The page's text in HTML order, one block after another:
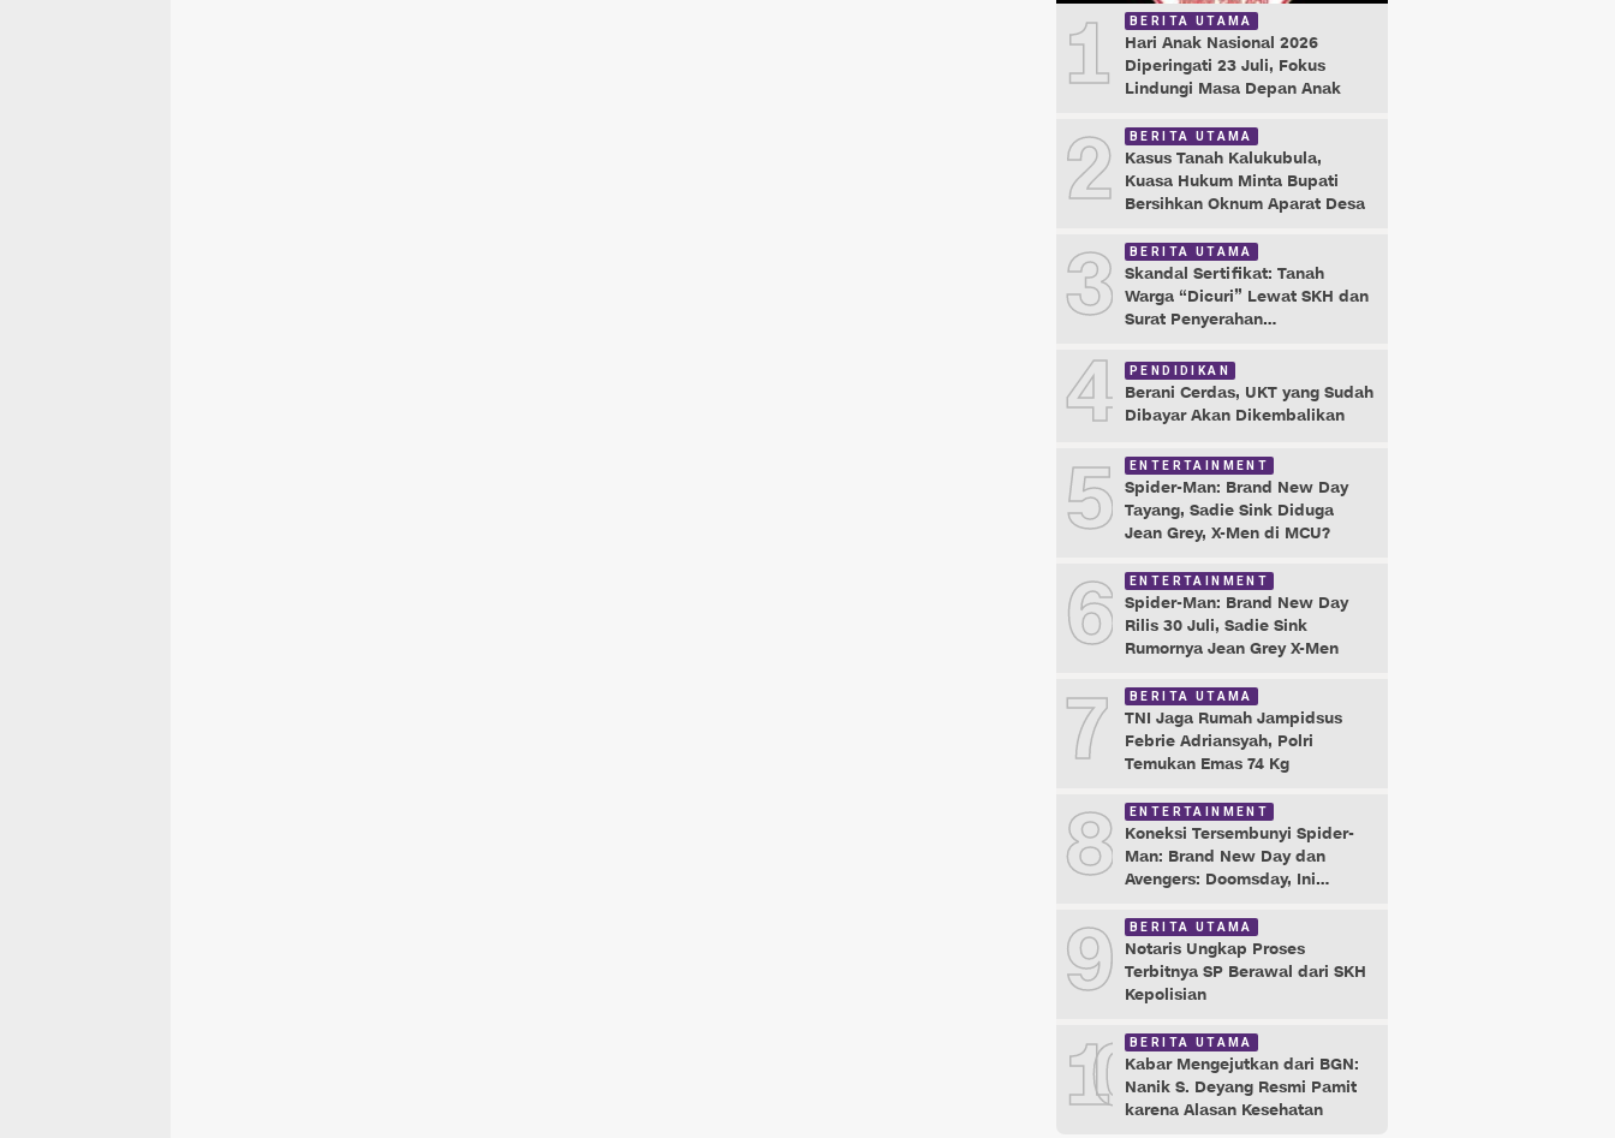
1 BERITA UTAMA
Hari Anak Nasional 2026
Diperingati 23 Juli, Fokus
Lindungi Masa Depan Anak
2 BERITA UTAMA
Kasus Tanah Kalukubula,
Kuasa Hukum Minta Bupati
Bersihkan Oknum Aparat Desa
3 BERITA UTAMA
Skandal Sertifikat: Tanah
Warga “Dicuri” Lewat SKH dan
Surat Penyerahan
4 PENDIDIKAN
Berani Cerdas, UKT yang Sudah
Dibayar Akan Dikembalikan
5 ENTERTAINMENT
Spider-Man: Brand New Day
Tayang, Sadie Sink Diduga
Jean Grey, X-Men di MCU?
6 ENTERTAINMENT
Spider-Man: Brand New Day
Rilis 30 Juli, Sadie Sink
Rumornya Jean Grey X-Men
7 BERITA UTAMA
TNI Jaga Rumah Jampidsus
Febrie Adriansyah, Polri
Temukan Emas 74 Kg
8 ENTERTAINMENT
Koneksi Tersembunyi Spider-
Man: Brand New Day dan
Avengers: Doomsday, Ini
9 BERITA UTAMA
Notaris Ungkap Proses
Terbitnya SP Berawal dari SKH
Kepolisian
10 BERITA UTAMA
Kabar Mengejutkan dari BGN:
Nanik S. Deyang Resmi Pamit
karena Alasan Kesehatan